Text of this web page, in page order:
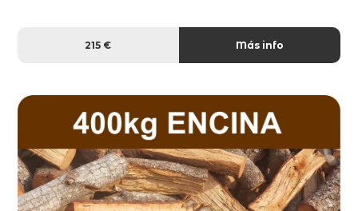
215 € Más info